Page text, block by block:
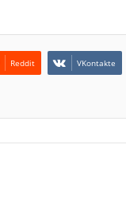
Reddit VKontakte